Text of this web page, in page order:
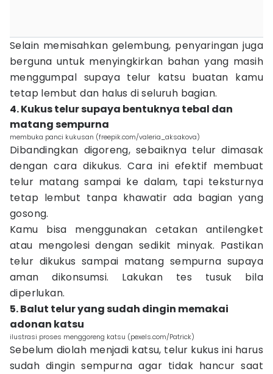
Selain memisahkan gelembung, penyaringan juga
berguna untuk menyingkirkan bahan yang masih
menggumpal supaya telur katsu buatan kamu
tetap lembut dan halus di seluruh bagian.
4. Kukus telur supaya bentuknya tebal dan
matang sempurna
membuka panci kukusan (freepik.com/valeria_aksakova)
Dibandingkan digoreng, sebaiknya telur dimasak
dengan cara dikukus. Cara ini efektif membuat
telur matang sampai ke dalam, tapi teksturnya
tetap lembut tanpa khawatir ada bagian yang
gosong.
Kamu bisa menggunakan cetakan antilengket
atau mengolesi dengan sedikit minyak. Pastikan
telur dikukus sampai matang sempurna supaya
aman dikonsumsi. Lakukan tes tusuk bila
diperlukan.
5. Balut telur yang sudah dingin memakai
adonan katsu
ilustrasi proses menggoreng katsu (pexels.com/Patrick)
Sebelum diolah menjadi katsu, telur kukus ini harus
sudah dingin sempurna agar tidak hancur saat